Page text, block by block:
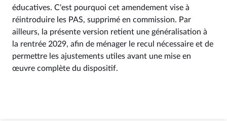
éducatives. C'est pourquoi cet amendement vise à
réintroduire les PAS, supprimé en commission. Par
ailleurs, la présente version retient une généralisation à
la rentrée 2029, afin de ménager le recul nécessaire et de
permettre les ajustements utiles avant une mise en
œuvre complète du dispositif.